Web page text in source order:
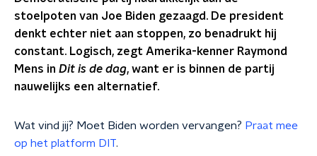
stoelpoten van Joe Biden gezaagd. De president
denkt echter niet aan stoppen, zo benadrukt hij
constant. Logisch, zegt Amerika-kenner Raymond
Mens in Dit is de dag, want er is binnen de partij
nauwelijks een alternatief.
Wat vind jij? Moet Biden worden vervangen? Praat mee
op het platform DIT.